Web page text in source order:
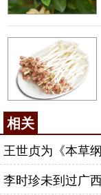
相关
王世贞为《本草
李时珍未到过广